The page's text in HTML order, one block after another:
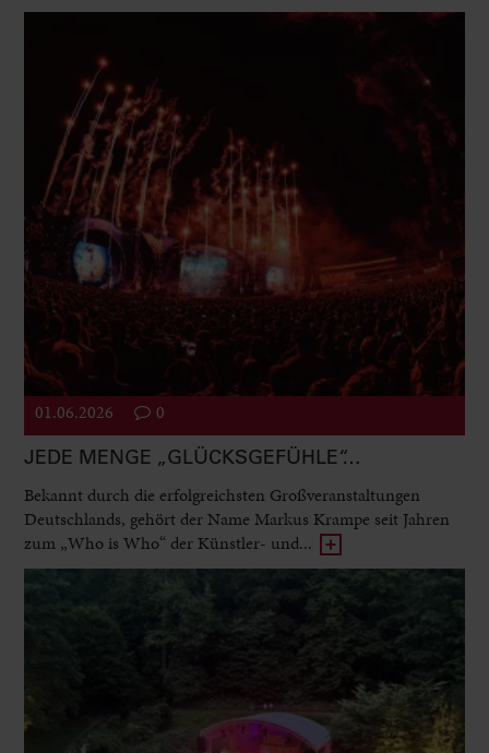
01.06.2026 0
JEDE MENGE „GLÜCKSGEFÜHLE“…
Bekannt durch die erfolgreichsten Großveranstaltungen
Deutschlands, gehört der Name Markus Krampe seit Jahren
zum „Who is Who“ der Künstler- und...